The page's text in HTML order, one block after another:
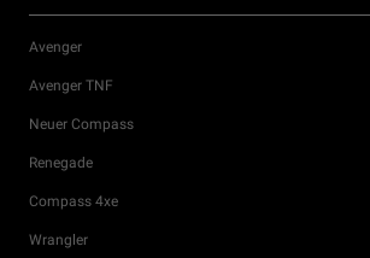
Avenger
Avenger TNF
Neuer Compass
Renegade
Compass 4xe
Wrangler